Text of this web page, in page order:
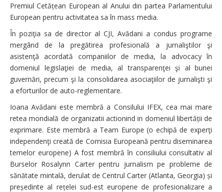
Premiul Cetățean European al Anului din partea Parlamentului
European pentru activitatea sa în mass media.
În poziţia sa de director al CJI, Avădani a condus programe
mergând de la pregătirea profesională a jurnaliştilor şi
asistenţă acordată companiilor de media, la advocacy în
domeniul legislaţiei de media, al transparenţei şi al bunei
guvernări, precum şi la consolidarea asociaţiilor de jurnalişti şi
a eforturilor de auto-reglementare.
Ioana Avădani este membră a Consilului IFEX, cea mai mare
retea mondială de organizatii actionind in domeniul libertății de
exprimare. Este membră a Team Europe (o echipă de experţi
independenţi creată de Comisia Europeană pentru diseminarea
temelor europene) A fost membră în consiliului consultativ al
Burselor Rosalynn Carter pentru jurnalism pe probleme de
sănătate mintală, derulat de Centrul Carter (Atlanta, Georgia) și
președinte al rețelei sud-est europene de profesionalizare a